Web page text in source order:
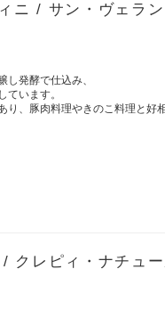
ニ / サン・ヴェラ
し発酵で仕込み、
ています。
、豚肉料理やきのこ料理と好相
/ クレピィ・ナチュ